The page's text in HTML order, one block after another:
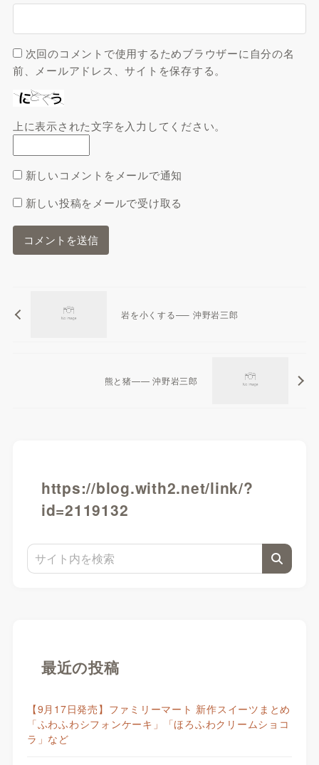
次回のコメントで使用するためブラウザーに自分の名
前、メールアドレス、サイトを保存する。
上に表示された文字を入力してください。
新しいコメントをメールで通知
新しい投稿をメールで受け取る
岩を小くする—– 沖野岩三郎
熊と猪—— 沖野岩三郎
https://blog.with2.net/link/?
id=2119132
最近の投稿
【9月17日発売】ファミリーマート 新作スイーツまとめ
「ふわふわシフォンケーキ」「ほろふわクリームショコ
ラ」など